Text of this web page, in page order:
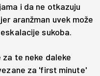
i da ne otkazuju
aranžman uvek može
sukoba.
te neke daleke
za 'first minute'